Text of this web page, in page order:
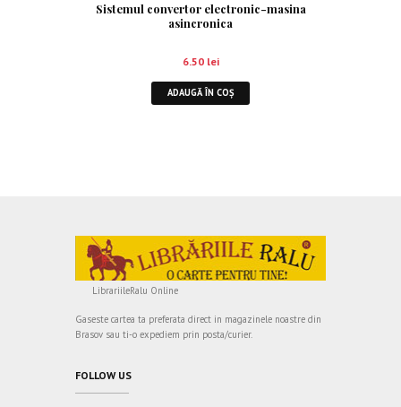
Sistemul convertor electronic-masina
asincronica
6.50 lei
ADAUGĂ ÎN COȘ
LibrariileRalu Online
Gaseste cartea ta preferata direct in magazinele noastre din
Brasov sau ti-o expediem prin posta/curier.
FOLLOW US